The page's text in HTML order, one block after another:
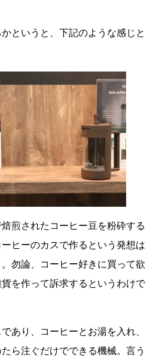
というと、下記のような感じと
煎されたコーヒー豆を粉砕する
ヒーのカスで作るという発想は
勿論、コーヒー好きに買って欲
を作って訴求するというわけで
あり、コーヒーとお湯を入れ、
ら注ぐだけでできる機械。言う